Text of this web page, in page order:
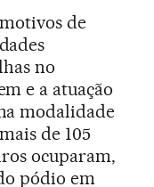
de
no
e a atuação
modalidade
de 105
ocuparam,
pódio em